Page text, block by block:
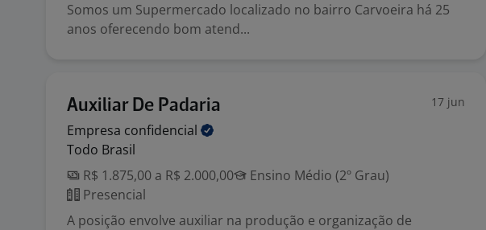
Somos um Supermercado localizado no bairro Carvoeira há 25
anos oferecendo bom atend...
Auxiliar De Padaria 17 jun
Empresa confidencial
Todo Brasil
R$ 1.875,00 a R$ 2.000,00
Ensino Médio (2º Grau)
Presencial
A posição envolve auxiliar na produção e organização de